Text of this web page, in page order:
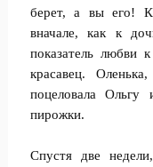
берет, а вы его!
вначале, как к
показатель любви
красавец.
поцеловала
пирожки.
Спустя две